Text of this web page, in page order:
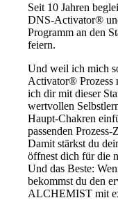
Seit 10 Jahren
DNS-Activator®
Programm an den
feiern.
Und weil ich mich
Activator® Prozess
ich dir mit dieser
wertvollen
Haupt-Chakren
passenden
Damit stärkst du
öffnest dich für die
Und das Beste:
bekommst du den
ALCHEMIST mit